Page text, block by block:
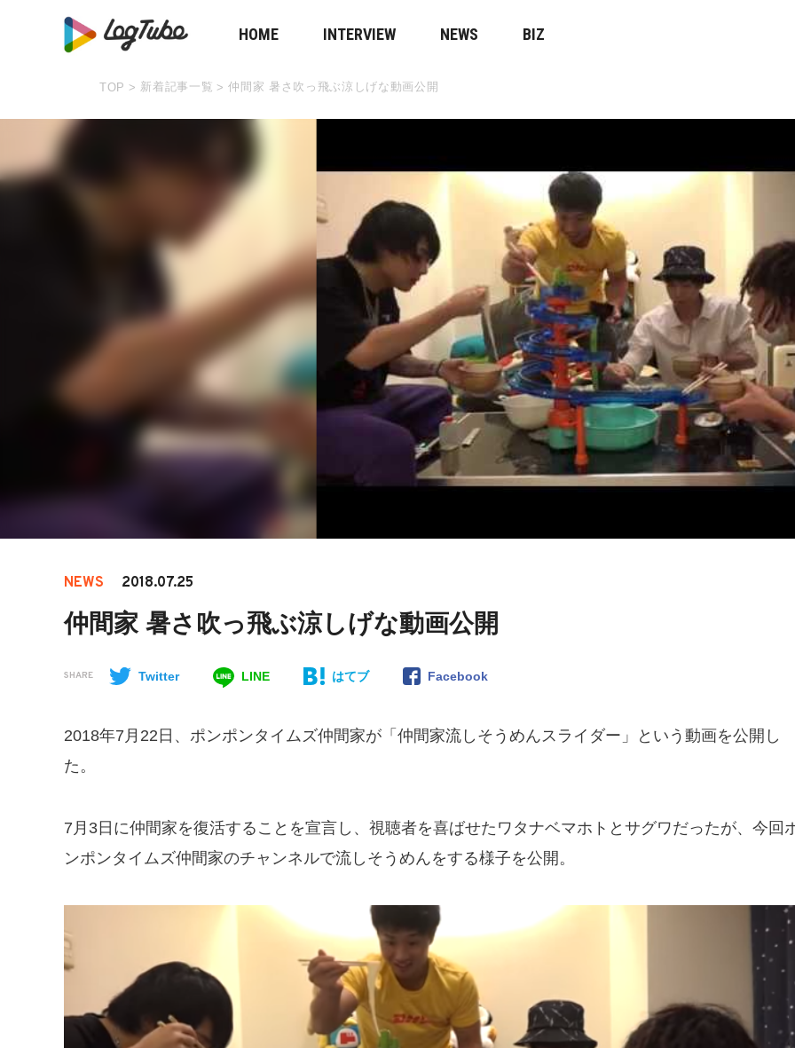
HOME INTERVIEW NEWS BIZ
TOP > 新着記事一覧 > 仲間家 暑さ吹っ飛ぶ涼しげな動画公開
NEWS 2018.07.25
仲間家 暑さ吹っ飛ぶ涼しげな動画公開
SHARE Twitter LINE はてブ Facebook
2018年7月22日、ポンポンタイムズ仲間家が「仲間家流しそうめんスライダー」という動画を公開し
た。
7月3日に仲間家を復活することを宣言し、視聴者を喜ばせたワタナベマホトとサグワだったが、今回
ンポンタイムズ仲間家のチャンネルで流しそうめんをする様子を公開。